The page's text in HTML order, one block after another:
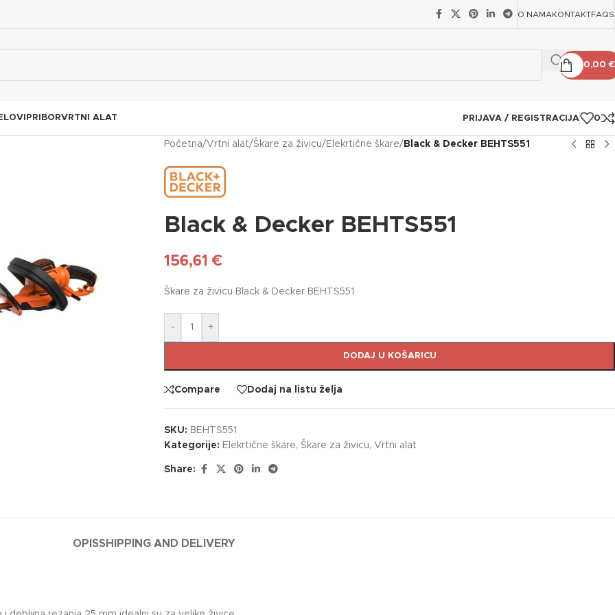
O NAMAKONTAKTFAQS
0,00€
PRIBORVRTNI ALAT PRIJAVA / REGISTRACIJA 0
Početna/Vrtni alat/Škare za živicu/ Elekrtične škare/ Black & Decker BEHTS551
Black & Decker BEHTS551
156,61 €
Škare za živicu Black & Decker BEHTS551
- +
DODAJ U KOŠARICU
Compare Dodaj na listu želja
SKU: BEHTS551
Kategorije: Elekrtične škare, Škare za živicu, Vrtni alat
Share:
OPISSHIPPING AND DELIVERY